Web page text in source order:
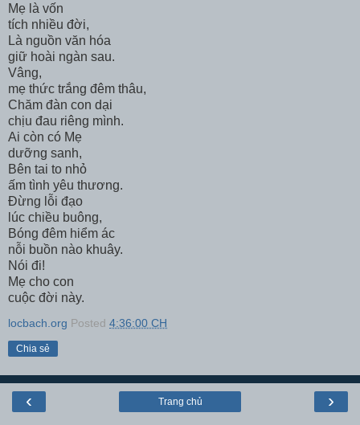
Mẹ là vốn
tích nhiều đời,
Là nguồn văn hóa
giữ hoài ngàn sau.
Vâng,
mẹ thức trắng đêm thâu,
Chăm đàn con dại
chịu đau riêng mình.
Ai còn có Mẹ
dưỡng sanh,
Bên tai to nhỏ
ấm tình yêu thương.
Đừng lỗi đạo
lúc chiều buông,
Bóng đêm hiểm ác
nỗi buồn nào khuây.
Nói đi!
Mẹ cho con
cuộc đời này.
locbach.org Posted 4:36:00 CH
Chia sẻ
‹ ›
Trang chủ